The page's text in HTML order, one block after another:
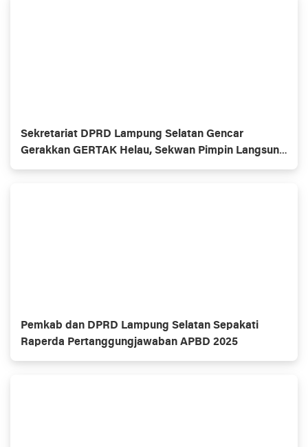
Sekretariat DPRD Lampung Selatan Gencar
Gerakkan GERTAK Helau, Sekwan Pimpin Langsung
Bersihkan Kantor
Pemkab dan DPRD Lampung Selatan Sepakati
Raperda Pertanggungjawaban APBD 2025